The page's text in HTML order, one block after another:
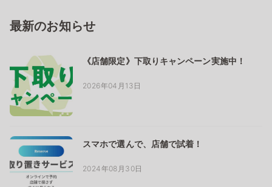
最新のお知らせ
《店舗限定》下取りキャンペーン実施中！
2026年04月13日
スマホで選んで、店舗で試着！
2024年08月30日